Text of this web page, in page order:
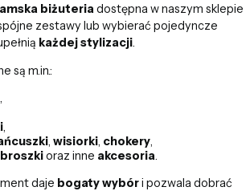
biżuteriadostępna w naszym sklepie
zestawy lub wybierać pojedyncze
każdej stylizacji.
są m.in.:
,
,
, wisiorki, chokery,
broszkioraz inne akcesoria.
daje bogaty wybóri pozwala dobrać